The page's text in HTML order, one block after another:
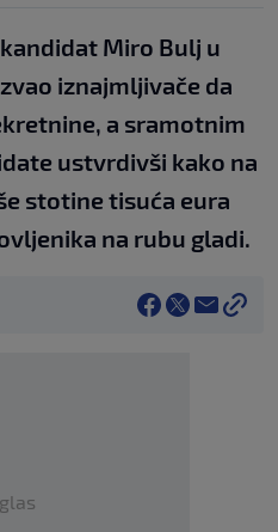
Miro Bulj u
iznajmljivače da
a sramotnim
ustvrdivši kako na
stotine tisuća eura
na rubu gladi.